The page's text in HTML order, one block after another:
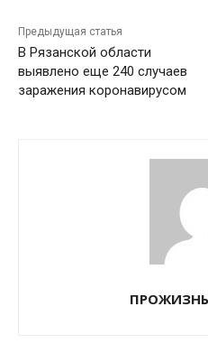
Предыдущая статья
В Рязанской области
выявлено еще 240 случаев
заражения коронавирусом